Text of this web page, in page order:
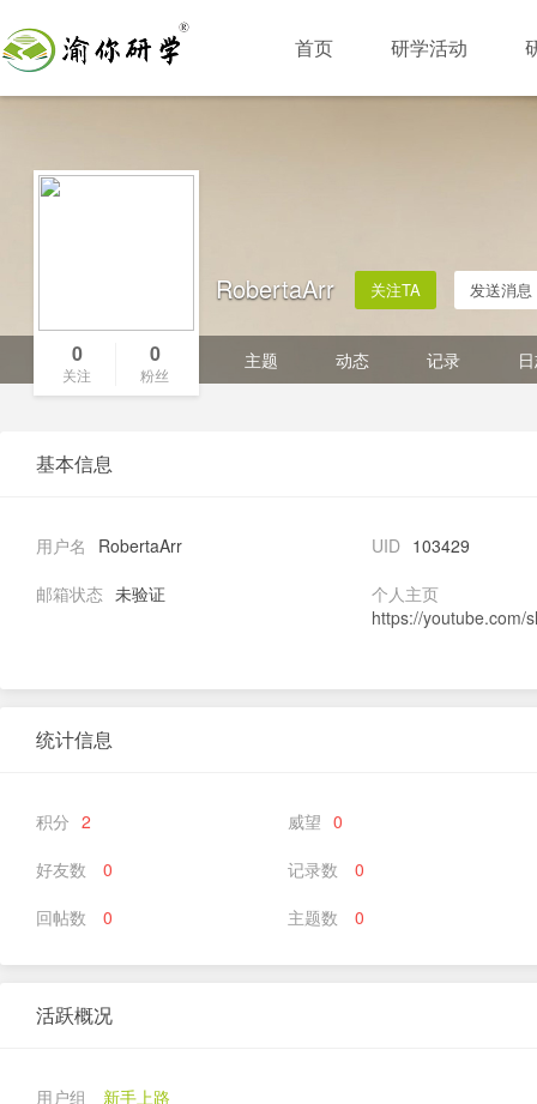
首页 研学活动
0
关注
0
粉丝
RobertaArr 关注TA 发送消息
主题 动态 记录
基本信息
用户名 RobertaArr UID 103429
邮箱状态 未验证
个人主页
https://youtube.com/
统计信息
积分 2 威望 0
好友数
0 记录数
0
回帖数
0 主题数 0
活跃概况
用户组
新手上路